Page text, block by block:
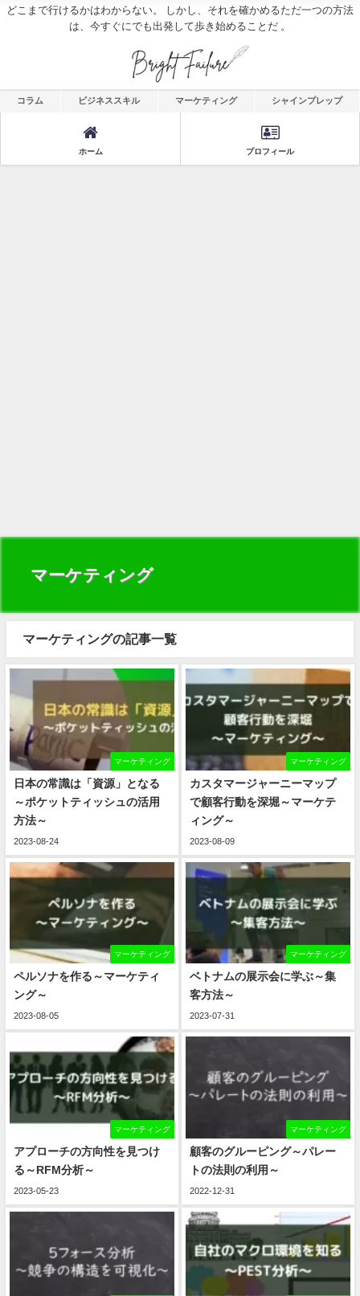
どこまで行けるかはわからない。 しかし、それを確かめるただ一つの方法
は、今すぐにでも出発して歩き始めることだ 。
コラム ビジネススキル マーケティング シャインプレップ
ホーム プロフィール
マーケティング
マーケティングの記事一覧
マーケティング
日本の常識は「資源」となる
～ポケットティッシュの活用
方法～
2023-08-24
マーケティング
カスタマージャーニーマップ
で顧客行動を深堀～マーケテ
ィング～
2023-08-09
マーケティング
ペルソナを作る～マーケティ
ング～
2023-08-05
マーケティング
ベトナムの展示会に学ぶ～集
客方法～
2023-07-31
マーケティング
アプローチの方向性を見つけ
る～RFM分析～
2023-05-23
マーケティング
顧客のグルーピング～パレー
トの法則の利用～
2022-12-31